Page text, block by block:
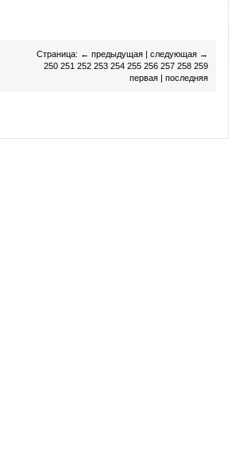
Страница: ← предыдущая | следующая →
250 251 252 253 254 255 256 257 258 259
первая | последняя